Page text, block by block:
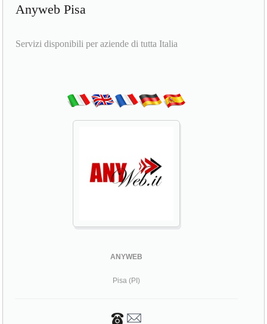
Anyweb Pisa
Servizi disponibili per aziende di tutta Italia
ANYWEB
Pisa (PI)